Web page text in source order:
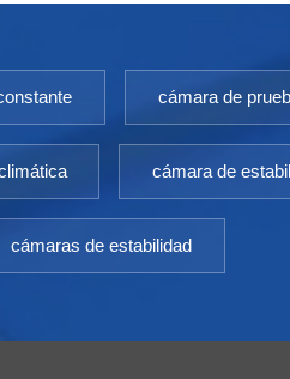
cámara de
cámara de
cámaras de estabilidad